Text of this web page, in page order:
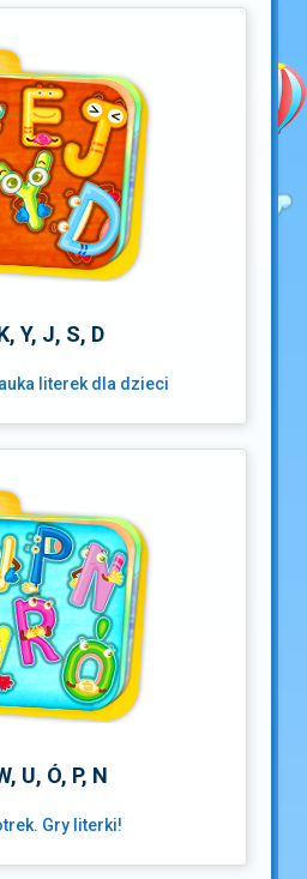
E, K, Y, J, S, D
literek dla dzieci
R, W, U, Ó, P, N
Gry literki!